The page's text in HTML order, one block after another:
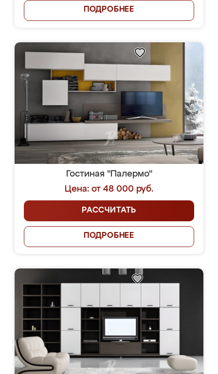
ПОДРОБНЕЕ
Гостиная "Палермо"
Цена: от 48 000 руб.
РАССЧИТАТЬ
ПОДРОБНЕЕ